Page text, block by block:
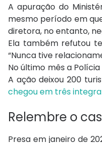
A apuração do
mesmo período em
diretora, no entanto,
Ela também refutou
“Nunca tive
No último mês a
A ação deixou 200
chegou em três
Relembre o
Presa em janeiro de